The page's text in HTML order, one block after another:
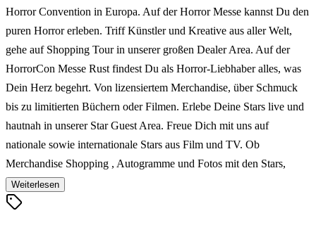
Horror Convention in Europa. Auf der Horror Messe kannst Du den
puren Horror erleben. Triff Künstler und Kreative aus aller Welt,
gehe auf Shopping Tour in unserer großen Dealer Area. Auf der
HorrorCon Messe Rust findest Du als Horror-Liebhaber alles, was
Dein Herz begehrt. Von lizensiertem Merchandise, über Schmuck
bis zu limitierten Büchern oder Filmen. Erlebe Deine Stars live und
hautnah in unserer Star Guest Area. Freue Dich mit uns auf
nationale sowie internationale Stars aus Film und TV. Ob
Merchandise Shopping , Autogramme und Fotos mit den Stars,
spannende Workshops und Interviews auf unserer Big Stage - auf
der Horror Convention ist für jeden Horrorliebhaber etwas dabei.
Weiterlesen